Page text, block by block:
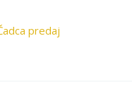
predaj